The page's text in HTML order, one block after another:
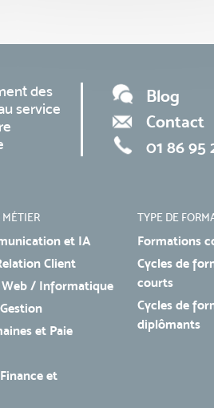
des
service
Blog
Contact
01 86 95
et IA
Client
/ Informatique
et Paie
et
TYPE DE
Formations
Cycles de
courts
Cycles de
diplômants